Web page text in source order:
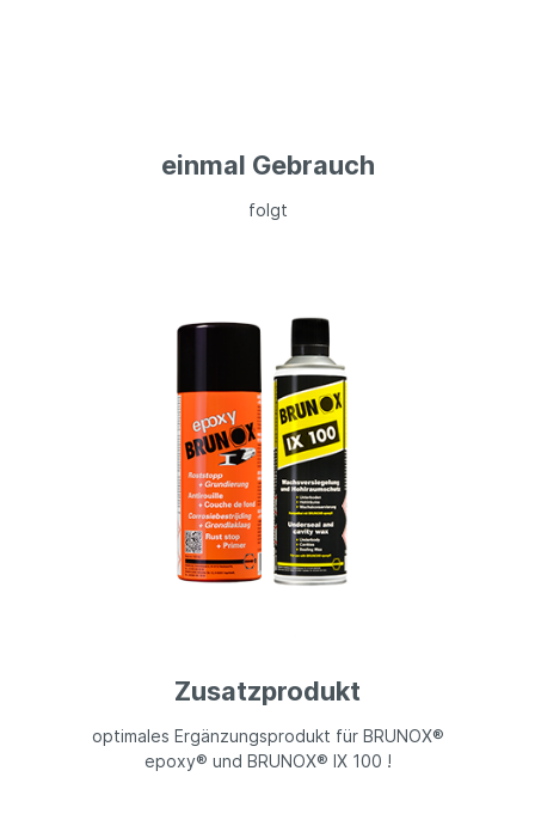
einmal Gebrauch
folgt
Zusatzprodukt
optimales Ergänzungsprodukt für BRUNOX®
epoxy® und BRUNOX® IX 100 !